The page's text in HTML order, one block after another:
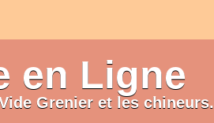
en Ligne
Grenier et les chineurs.